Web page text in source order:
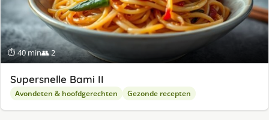
⏱ 40 min👥 2
Supersnelle Bami II
Avondeten & hoofdgerechten Gezonde recepten